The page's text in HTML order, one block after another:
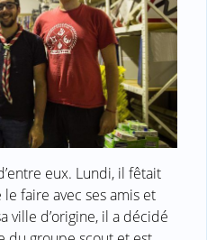
eux. Lundi, il fêtait
faire avec ses amis et
ville d’origine, il a décidé